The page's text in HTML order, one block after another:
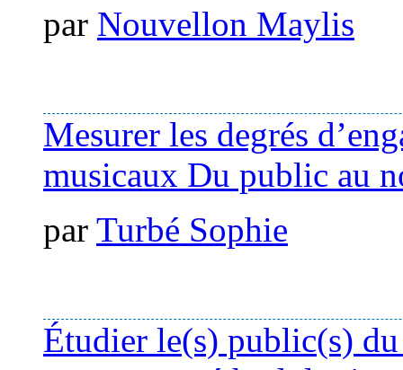
par Nouvellon Maylis
Mesurer les degrés
musicaux Du public au
par Turbé Sophie
Étudier le(s) public(s)